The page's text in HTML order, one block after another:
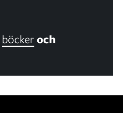
böckeroch